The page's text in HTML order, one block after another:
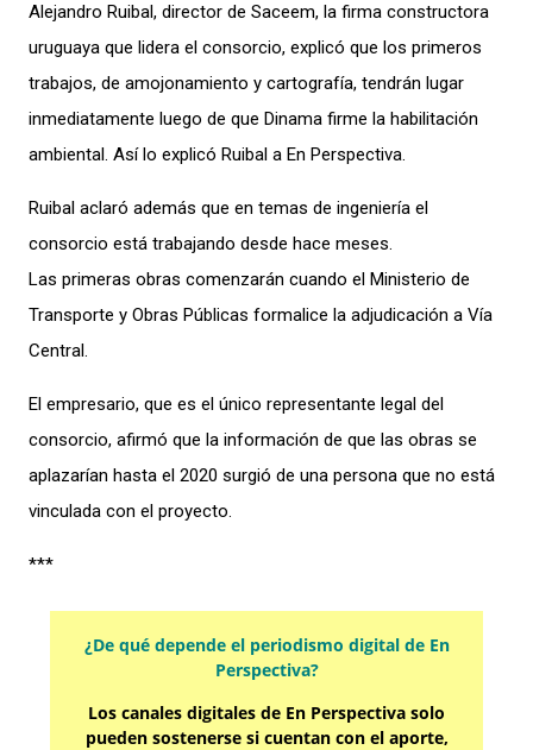
Alejandro Ruibal, director de Saceem, la firma constructora
uruguaya que lidera el consorcio, explicó que los primeros
trabajos, de amojonamiento y cartografía, tendrán lugar
inmediatamente luego de que Dinama firme la habilitación
ambiental. Así lo explicó Ruibal a En Perspectiva.
Ruibal aclaró además que en temas de ingeniería el
consorcio está trabajando desde hace meses.
Las primeras obras comenzarán cuando el Ministerio de
Transporte y Obras Públicas formalice la adjudicación a Vía
Central.
El empresario, que es el único representante legal del
consorcio, afirmó que la información de que las obras se
aplazarían hasta el 2020 surgió de una persona que no está
vinculada con el proyecto.
***
¿De qué depende el periodismo digital de En
Perspectiva?
Los canales digitales de En Perspectiva solo
pueden sostenerse si cuentan con el aporte,